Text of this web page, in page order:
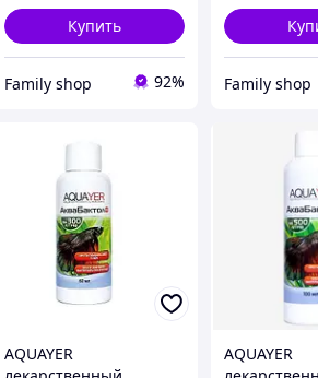
Купить
Family shop 92% Family shop
AQUAYER
AQUAYER